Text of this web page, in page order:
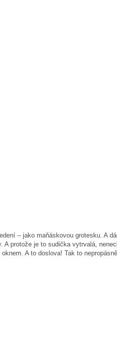
– jako maňáskovou grotesku. A
protože je to sudička vytrvalá,
A to doslova! Tak to